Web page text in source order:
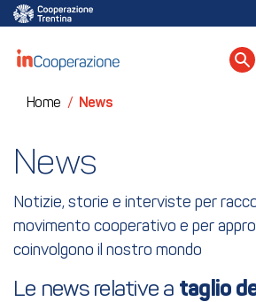
Home / News
News
Notizie, storie e interviste per
movimento cooperativo e per
coinvolgono il nostro mondo
Le news relative a taglio